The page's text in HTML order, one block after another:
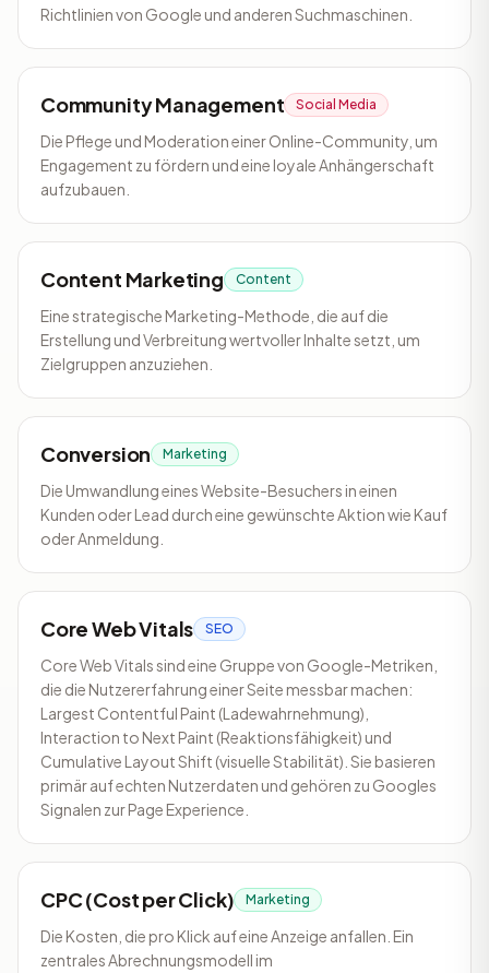
Richtlinien von Google und anderen Suchmaschinen.
Community Management Social Media
Die Pflege und Moderation einer Online-Community, um
Engagement zu fördern und eine loyale Anhängerschaft
aufzubauen.
Content Marketing Content
Eine strategische Marketing-Methode, die auf die
Erstellung und Verbreitung wertvoller Inhalte setzt, um
Zielgruppen anzuziehen.
Conversion Marketing
Die Umwandlung eines Website-Besuchers in einen
Kunden oder Lead durch eine gewünschte Aktion wie Kauf
oder Anmeldung.
Core Web Vitals SEO
Core Web Vitals sind eine Gruppe von Google-Metriken,
die die Nutzererfahrung einer Seite messbar machen:
Largest Contentful Paint (Ladewahrnehmung),
Interaction to Next Paint (Reaktionsfähigkeit) und
Cumulative Layout Shift (visuelle Stabilität). Sie basieren
primär auf echten Nutzerdaten und gehören zu Googles
Signalen zur Page Experience.
CPC (Cost per Click) Marketing
Die Kosten, die pro Klick auf eine Anzeige anfallen. Ein
zentrales Abrechnungsmodell im